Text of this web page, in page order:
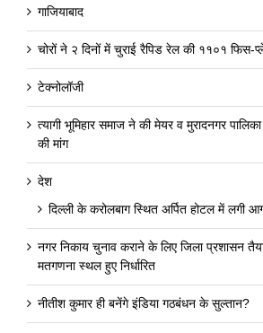
गाजियाबाद
चोरों ने २ दिनों में चुराई रैपिड रेल की ११०१ फिस-
टेक्नोलॉजी
त्यागी भूमिहार समाज ने की मेयर व मुरादनगर
की मांग
देश
दिल्ली के करोलबाग स्थित अर्पित होटल में लगी
नगर निकाय चुनाव कराने के लिए जिला प्रशासन
मतगणना स्थल हुए निर्धारित
नीतीश कुमार ही बनेंगे इंडिया गठबंधन के सुल्तान?